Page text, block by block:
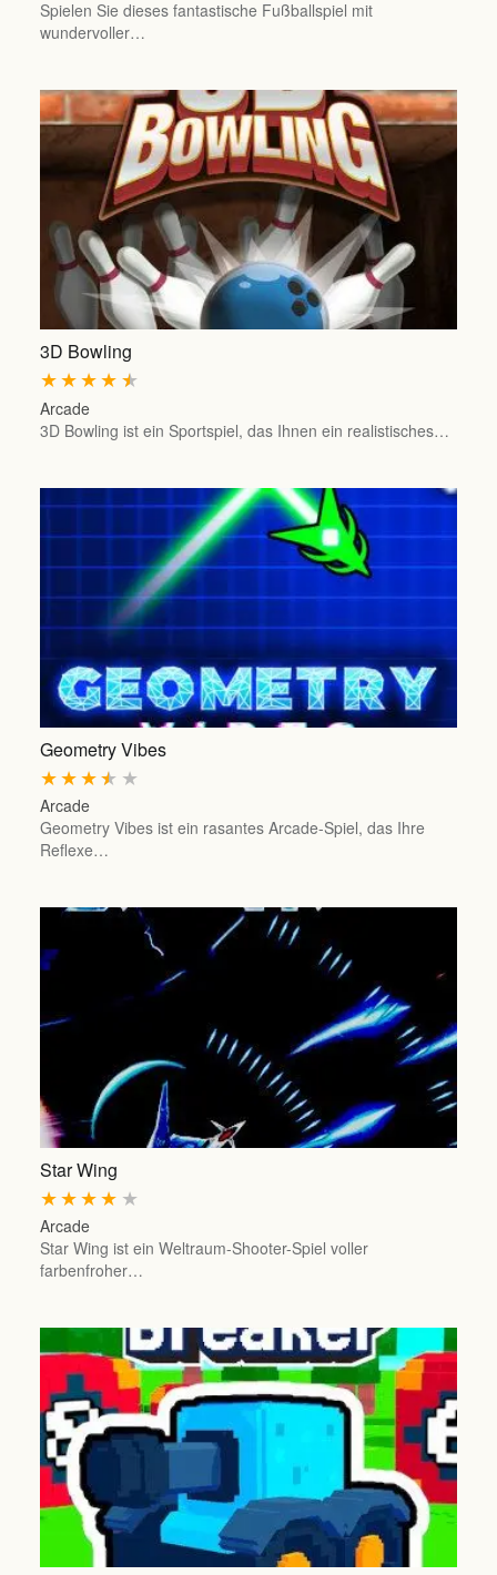
Spielen Sie dieses fantastische Fußballspiel mit
wundervoller…
3D Bowling
★
★
★
★
★
Arcade
3D Bowling ist ein Sportspiel, das Ihnen ein realistisches…
Geometry Vibes
★
★
★
★
★
Arcade
Geometry Vibes ist ein rasantes Arcade-Spiel, das Ihre
Reflexe…
Star Wing
★
★
★
★
★
Arcade
Star Wing ist ein Weltraum-Shooter-Spiel voller
farbenfroher…